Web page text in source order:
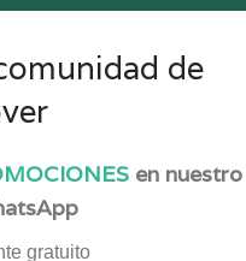
de
en nuestro
gratuito